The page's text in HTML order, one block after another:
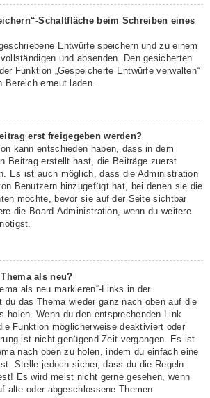
Schaltfläche beim Schreiben eines
Entwürfe speichern und zu einem
und absenden. Den gesicherten
Funktion „Gespeicherte Entwürfe verwalten“
Bereich erneut laden.
erst freigegeben werden?
kann entschieden haben, dass in dem
Beitrag erstellt hast, die Beiträge zuerst
Es ist auch möglich, dass die Administration
Benutzern hinzugefügt hat, bei denen sie die
möchte, bevor sie auf der Seite sichtbar
die Board-Administration, wenn du weitere
als neu?
als neu markieren“-Links in der
du das Thema wieder ganz nach oben auf die
holen. Wenn du den entsprechenden Link
Funktion möglicherweise deaktiviert oder
ist nicht genügend Zeit vergangen. Es ist
nach oben zu holen, indem du einfach eine
Stelle jedoch sicher, dass du die Regeln
Es wird meist nicht gerne gesehen, wenn
alte oder abgeschlossene Themen